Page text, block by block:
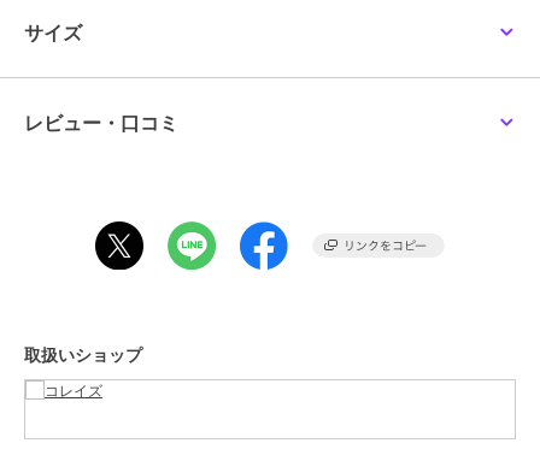
商品カテゴリ
サイズ
レビュー・口コミ
取扱いショップ